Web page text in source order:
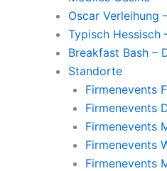
Oscar Verleihung
Typisch Hessisch
Breakfast Bash –
Standorte
Firmenevents
Firmenevents
Firmenevents
Firmenevents
Firmenevents